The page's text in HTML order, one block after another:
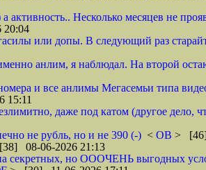
активность.. Несколько месяцев не
или допы. В следующий раз
анлим, я наблюдал. На второй
и все анлимы Мегасемьи типа
15:11
даже под катом (другое дело,
не рубль, но и не 390 (-) < ОВ > [46]
08-06-2026 21:13
но ОООЧЕНЬ выгодных